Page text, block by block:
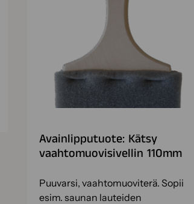
Avainlipputuote: Kätsy
vaahtomuovisivellin 110mm
Puuvarsi, vaahtomuoviterä. Sopii
esim. saunan lauteiden